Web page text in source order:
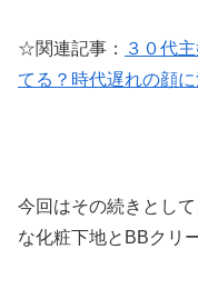
☆関連記事：
３０代
てる？時代遅れの顔に
今回はその続きとし
な化粧下地とBBクリ